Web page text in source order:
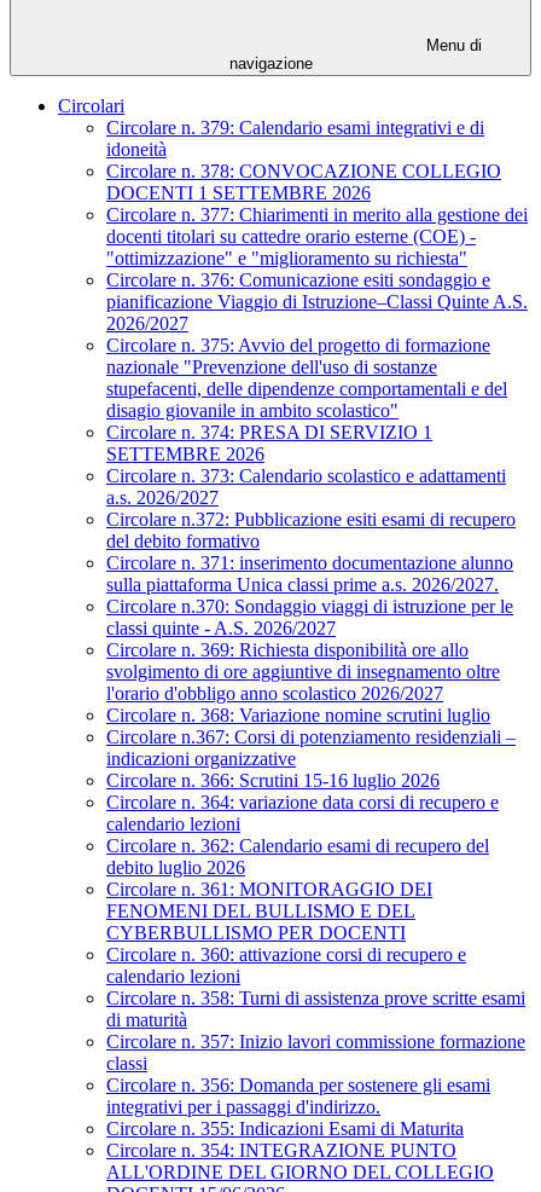
Menu di
navigazione
Circolari
Circolare n. 379: Calendario esami integrativi e di
idoneità
Circolare n. 378: CONVOCAZIONE COLLEGIO
DOCENTI 1 SETTEMBRE 2026
Circolare n. 377: Chiarimenti in merito alla gestione dei
docenti titolari su cattedre orario esterne (COE) -
"ottimizzazione" e "miglioramento su richiesta"
Circolare n. 376: Comunicazione esiti sondaggio e
pianificazione Viaggio di Istruzione–Classi Quinte A.S.
2026/2027
Circolare n. 375: Avvio del progetto di formazione
nazionale "Prevenzione dell'uso di sostanze
stupefacenti, delle dipendenze comportamentali e del
disagio giovanile in ambito scolastico"
Circolare n. 374: PRESA DI SERVIZIO 1
SETTEMBRE 2026
Circolare n. 373: Calendario scolastico e adattamenti
a.s. 2026/2027
Circolare n.372: Pubblicazione esiti esami di recupero
del debito formativo
Circolare n. 371: inserimento documentazione alunno
sulla piattaforma Unica classi prime a.s. 2026/2027.
Circolare n.370: Sondaggio viaggi di istruzione per le
classi quinte - A.S. 2026/2027
Circolare n. 369: Richiesta disponibilità ore allo
svolgimento di ore aggiuntive di insegnamento oltre
l'orario d'obbligo anno scolastico 2026/2027
Circolare n. 368: Variazione nomine scrutini luglio
Circolare n.367: Corsi di potenziamento residenziali –
indicazioni organizzative
Circolare n. 366: Scrutini 15-16 luglio 2026
Circolare n. 364: variazione data corsi di recupero e
calendario lezioni
Circolare n. 362: Calendario esami di recupero del
debito luglio 2026
Circolare n. 361: MONITORAGGIO DEI
FENOMENI DEL BULLISMO E DEL
CYBERBULLISMO PER DOCENTI
Circolare n. 360: attivazione corsi di recupero e
calendario lezioni
Circolare n. 358: Turni di assistenza prove scritte esami
di maturità
Circolare n. 357: Inizio lavori commissione formazione
classi
Circolare n. 356: Domanda per sostenere gli esami
integrativi per i passaggi d'indirizzo.
Circolare n. 355: Indicazioni Esami di Maturita
Circolare n. 354: INTEGRAZIONE PUNTO
ALL'ORDINE DEL GIORNO DEL COLLEGIO